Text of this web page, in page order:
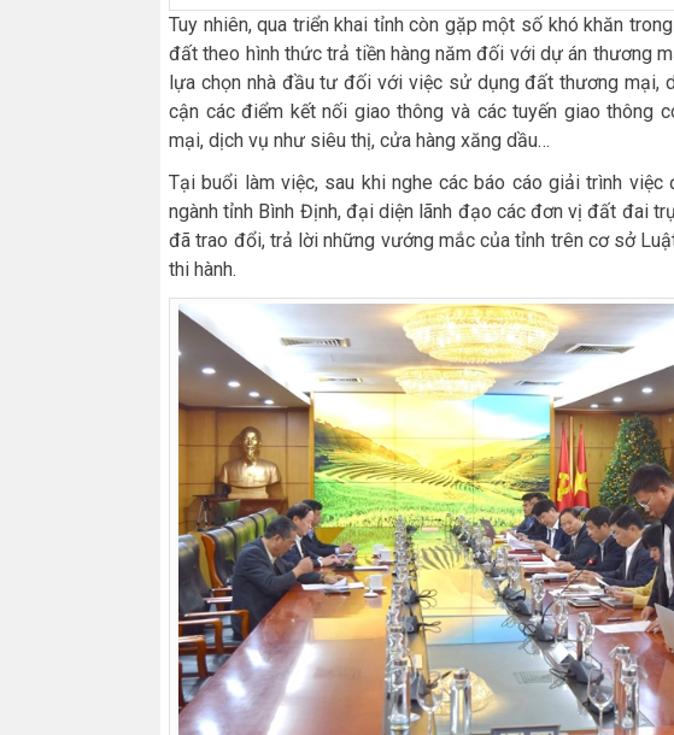
Tuy nhiên, qua triển khai tỉnh còn gặp một số khó khăn
đất theo hình thức trả tiền hàng năm đối với dự án thương
lựa chọn nhà đầu tư đối với việc sử dụng đất thương mại,
cận các điểm kết nối giao thông và các tuyến giao thông
mại, dịch vụ như siêu thị, cửa hàng xăng dầu…
Tại buổi làm việc, sau khi nghe các báo cáo giải trình
ngành tỉnh Bình Định, đại diện lãnh đạo các đơn vị đất đai
đã trao đổi, trả lời những vướng mắc của tỉnh trên cơ sở
thi hành.